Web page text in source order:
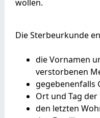
wollen.
Die Sterbeurkunde
die Vornamen
verstorbenen
gegebenenfalls
Ort und Tag der
den letzten